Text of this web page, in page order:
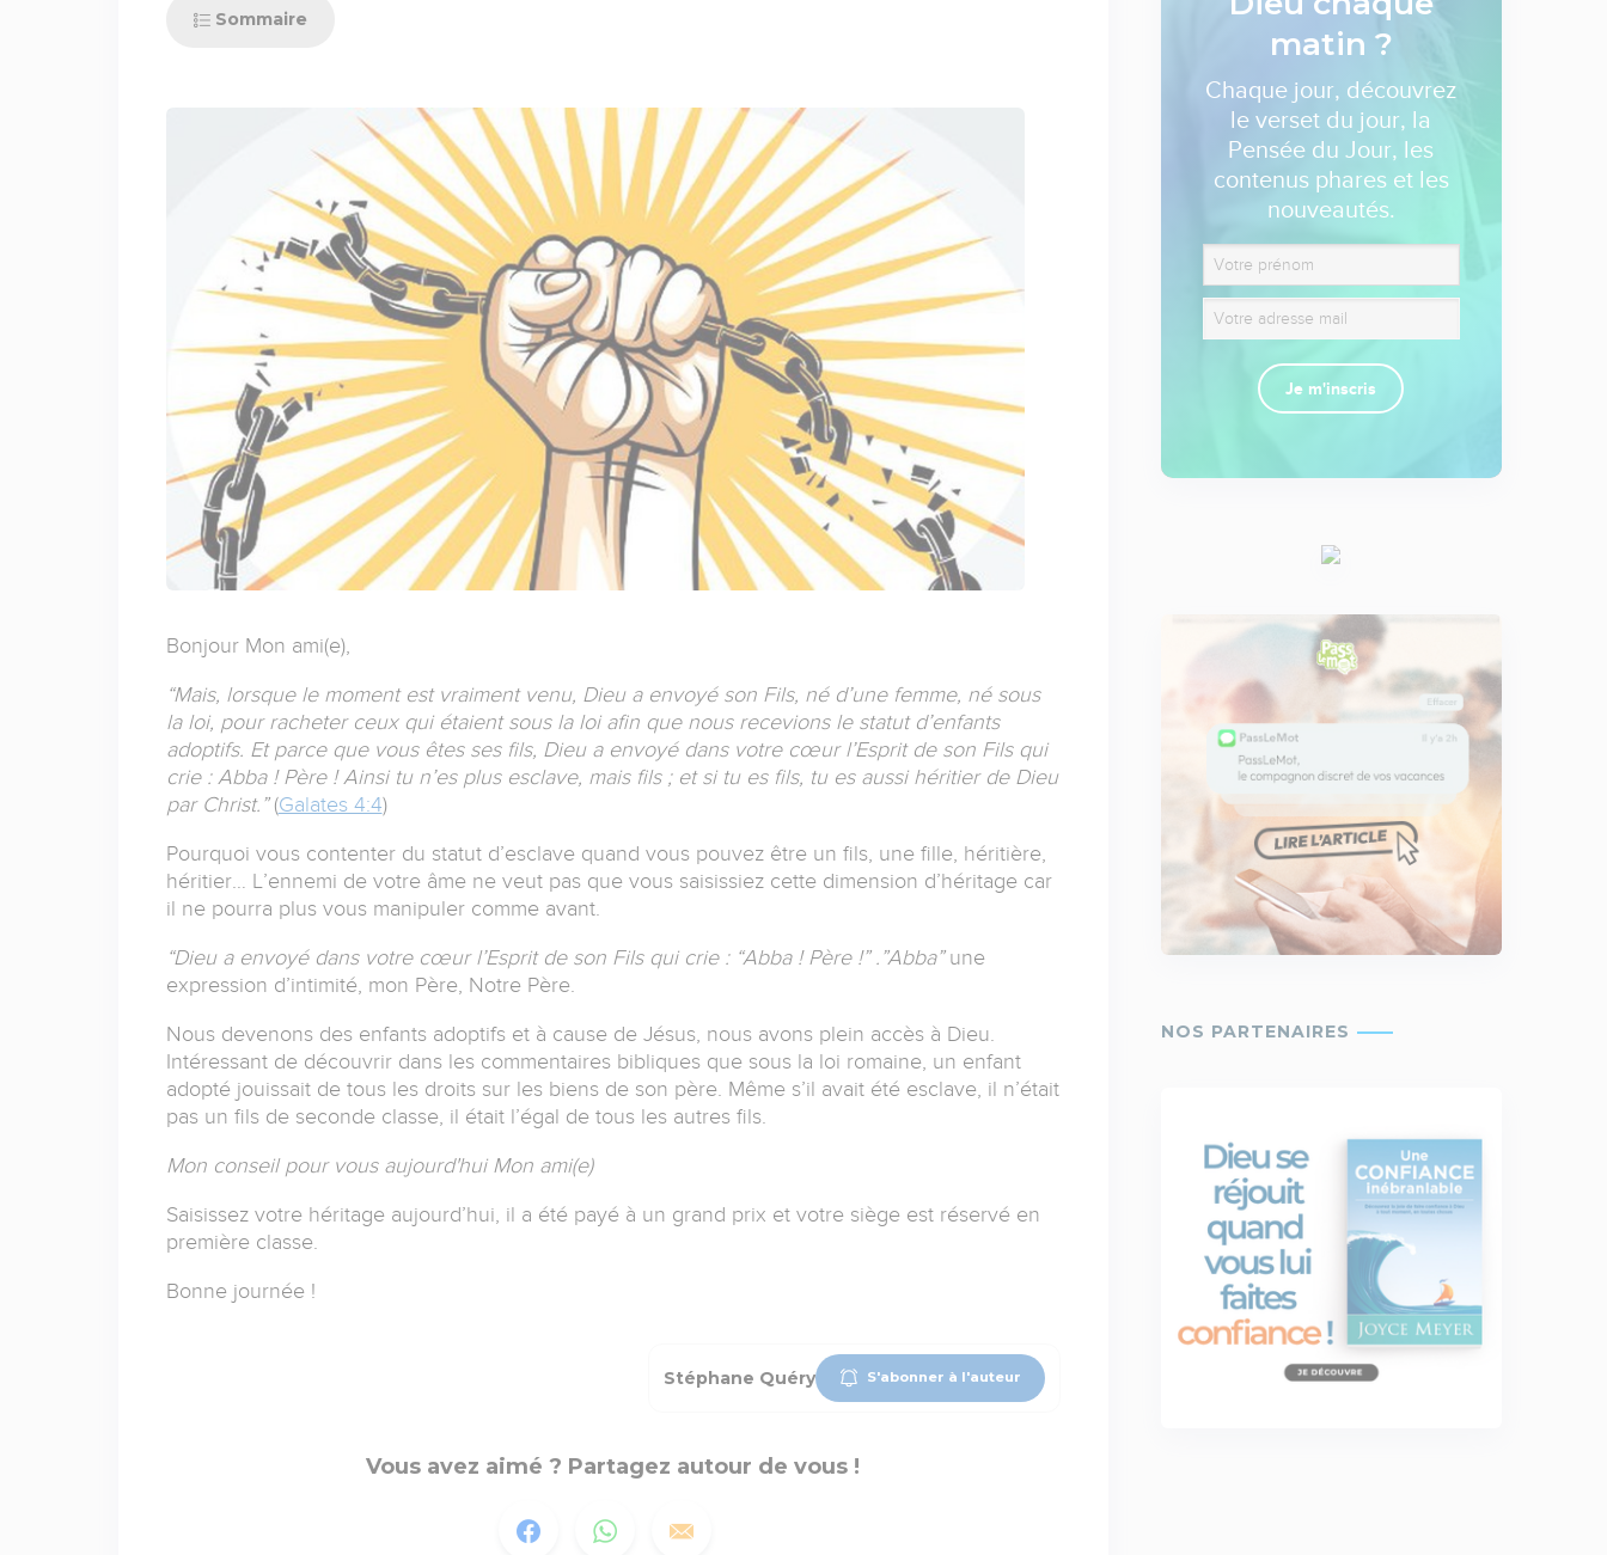
Sommaire
Bonjour Mon ami(e),
“Mais, lorsque le moment est vraiment venu, Dieu a envoyé son Fils, né d’une femme, né sous
la loi, pour racheter ceux qui étaient sous la loi afin que nous recevions le statut d’enfants
adoptifs. Et parce que vous êtes ses fils, Dieu a envoyé dans votre cœur l’Esprit de son Fils qui
crie : Abba ! Père ! Ainsi tu n’es plus esclave, mais fils ; et si tu es fils, tu es aussi héritier de Dieu
par Christ.”(Galates 4:4)
Pourquoi vous contenter du statut d’esclave quand vous pouvez être un fils, une fille, héritière,
héritier… L’ennemi de votre âme ne veut pas que vous saisissiez cette dimension d’héritage car
il ne pourra plus vous manipuler comme avant.
“Dieu a envoyé dans votre cœur l’Esprit de son Fils qui crie : “Abba ! Père !” .”Abba”une
expression d’intimité, mon Père, Notre Père.
Nous devenons des enfants adoptifs et à cause de Jésus, nous avons plein accès à Dieu.
Intéressant de découvrir dans les commentaires bibliques que sous la loi romaine, un enfant
adopté jouissait de tous les droits sur les biens de son père. Même s’il avait été esclave, il n’était
pas un fils de seconde classe, il était l’égal de tous les autres fils.
Mon conseil pour vous aujourd'hui Mon ami(e)
Saisissez votre héritage aujourd’hui, il a été payé à un grand prix et votre siège est réservé en
première classe.
Bonne journée !
Stéphane Quéry S'abonner à l'auteur
Vous avez aimé ? Partagez autour de vous !
matin ?
Chaque jour, découvrez
le verset du jour, la
Pensée du Jour, les
contenus phares et les
nouveautés.
Je m'inscris